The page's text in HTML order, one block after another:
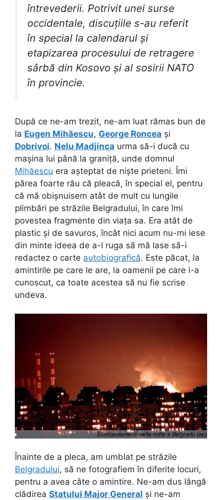
întrevederii. Potrivit unei surse
occidentale, discuțiile s-au referit
în special la calendarul și
etapizarea procesului de retragere
sârbă din Kosovo și al sosirii NATO
în provincie.
După ce ne-am trezit, ne-am luat rămas bun de
la Eugen Mihăescu, George Roncea și
Dobrivoi. Nelu Madjinca urma să-i ducă cu
mașina lui până la graniță, unde domnul
Mihăescu era așteptat de niște prieteni. Îmi
părea foarte rău că pleacă, în special el, pentru
că mă obișnuisem atât de mult cu lungile
plimbări pe străzile Belgradului, în care îmi
povestea fragmente din viața sa. Era atât de
plastic și de savuros, încât nici acum nu-mi iese
din minte ideea de a-l ruga să mă lase să-i
redactez o carte autobiografică. Este păcat, la
amintirile pe care le are, la oamenii pe care i-a
cunoscut, ca toate acestea să nu fie scrise
undeva.
Înainte de a pleca, am umblat pe străzile
Belgradului, să ne fotografiem în diferite locuri,
pentru a avea câte o amintire. Ne-am dus lângă
clădirea Statului Major General și ne-am